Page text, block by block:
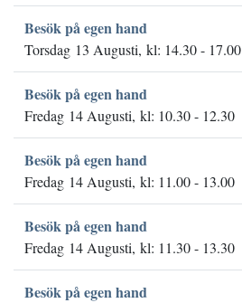
Besök på egen hand
Torsdag 13 Augusti, kl: 14.30 - 17.00
Besök på egen hand
Fredag 14 Augusti, kl: 10.30 - 12.30
Besök på egen hand
Fredag 14 Augusti, kl: 11.00 - 13.00
Besök på egen hand
Fredag 14 Augusti, kl: 11.30 - 13.30
Besök på egen hand